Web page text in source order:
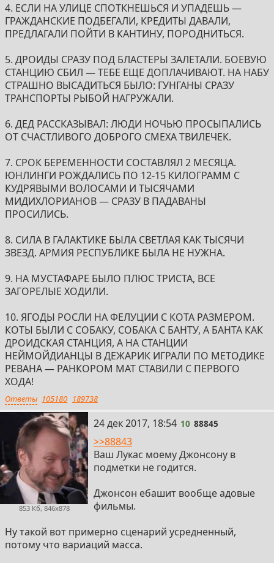
4. ЕСЛИ НА УЛИЦЕ СПОТКНЕШЬСЯ И УПАДЕШЬ —
ГРАЖДАНСКИЕ ПОДБЕГАЛИ, КРЕДИТЫ ДАВАЛИ,
ПРЕДЛАГАЛИ ПОЙТИ В КАНТИНУ, ПОРОДНИТЬСЯ.
5. ДРОИДЫ СРАЗУ ПОД БЛАСТЕРЫ ЗАЛЕТАЛИ. БОЕВУЮ
СТАНЦИЮ СБИЛ — ТЕБЕ ЕЩЕ ДОПЛАЧИВАЮТ. НА НАБУ
СТРАШНО ВЫСАДИТЬСЯ БЫЛО: ГУНГАНЫ СРАЗУ
ТРАНСПОРТЫ РЫБОЙ НАГРУЖАЛИ.
6. ДЕД РАССКАЗЫВАЛ: ЛЮДИ НОЧЬЮ ПРОСЫПАЛИСЬ
ОТ СЧАСТЛИВОГО ДОБРОГО СМЕХА ТВИЛЕЧЕК.
7. СРОК БЕРЕМЕННОСТИ СОСТАВЛЯЛ 2 МЕСЯЦА.
ЮНЛИНГИ РОЖДАЛИСЬ ПО 12-15 КИЛОГРАММ С
КУДРЯВЫМИ ВОЛОСАМИ И ТЫСЯЧАМИ
МИДИХЛОРИАНОВ — СРАЗУ В ПАДАВАНЫ
ПРОСИЛИСЬ.
8. СИЛА В ГАЛАКТИКЕ БЫЛА СВЕТЛАЯ КАК ТЫСЯЧИ
ЗВЕЗД. АРМИЯ РЕСПУБЛИКЕ БЫЛА НЕ НУЖНА.
9. НА МУСТАФАРЕ БЫЛО ПЛЮС ТРИСТА, ВСЕ
ЗАГОРЕЛЫЕ ХОДИЛИ.
10. ЯГОДЫ РОСЛИ НА ФЕЛУЦИИ С КОТА РАЗМЕРОМ.
КОТЫ БЫЛИ С СОБАКУ, СОБАКА С БАНТУ, А БАНТА КАК
ДРОИДСКАЯ СТАНЦИЯ, А НА СТАНЦИИ
НЕЙМОЙДИАНЦЫ В ДЕЖАРИК ИГРАЛИ ПО МЕТОДИКЕ
РЕВАНА — РАНКОРОМ МАТ СТАВИЛИ С ПЕРВОГО
ХОДА!
Ответы 105180 189738
853 Кб, 846x878
10
24 дек 2017, 18:54 10 88845
>>88843
Ваш Лукас моему Джонсону в
подметки не годится.
Джонсон ебашит вообще адовые
фильмы.
Ну такой вот примерно сценарий усредненный,
потому что вариаций масса.